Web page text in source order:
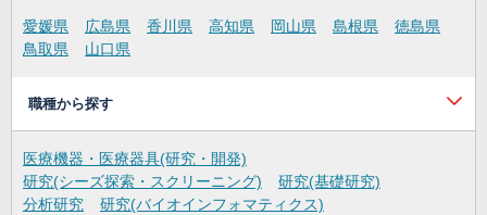
愛媛県 広島県 香川県 高知県 岡山県 島根県
徳島県
鳥取県
山口県
職種から探す
医療機器・医療器具(研究・開発)
研究(シーズ探索・スクリーニング)
研究(基礎研究)
分析研究
研究(バイオインフォマティクス)